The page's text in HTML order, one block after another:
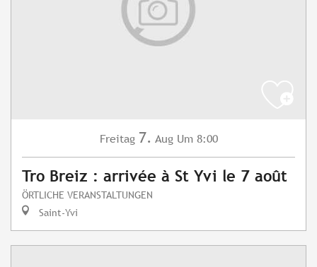
Freitag 7. Aug Um 8:00
Tro Breiz : arrivée à St Yvi le 7 août
ÖRTLICHE VERANSTALTUNGEN
Saint-Yvi